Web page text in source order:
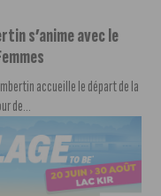
s’anime avec le
accueille le départ de la
de...